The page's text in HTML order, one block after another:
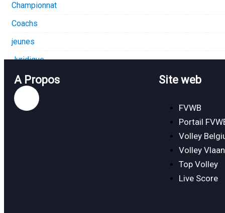
Championnat
Coachs
jeunes
Juridique
Loisirs
A Propos Site web
FVWB
Portail
Volley
Volley
Top Volley
Live Score